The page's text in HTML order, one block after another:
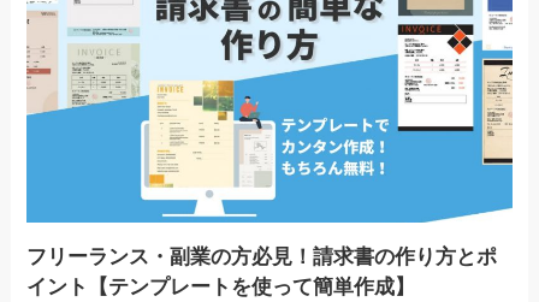
フリーランス・副業の方必見！請求書の作り方とポ
イント【テンプレートを使って簡単作成】